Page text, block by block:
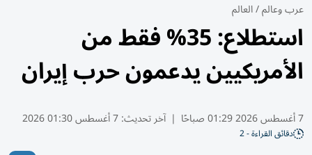
عرب وعالم/العالم
استطلاع: 35% فقط من
الأمريكيين يدعمون حرب إيران
7 أغسطس 2026 01:29 صباحًا | آخر تحديث:7 أغسطس 01:30 2026
دقائق القراءة - 2